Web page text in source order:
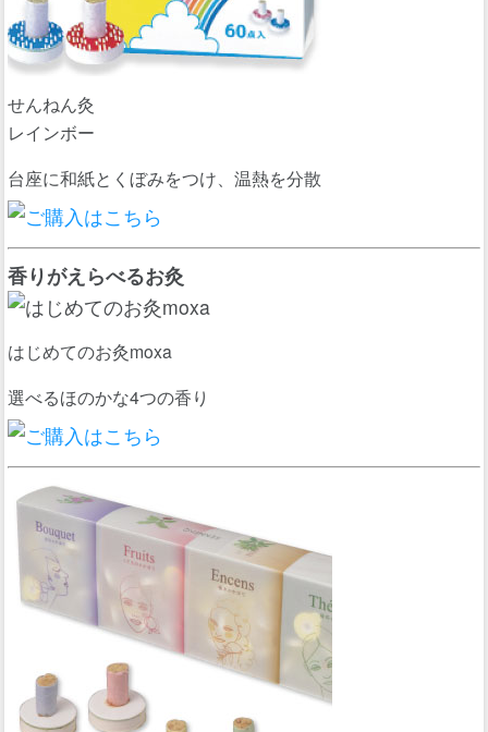
せんねん灸
レインボー
台座に和紙とくぼみをつけ、温熱を分散
香りがえらべるお灸
はじめてのお灸moxa
選べるほのかな4つの香り